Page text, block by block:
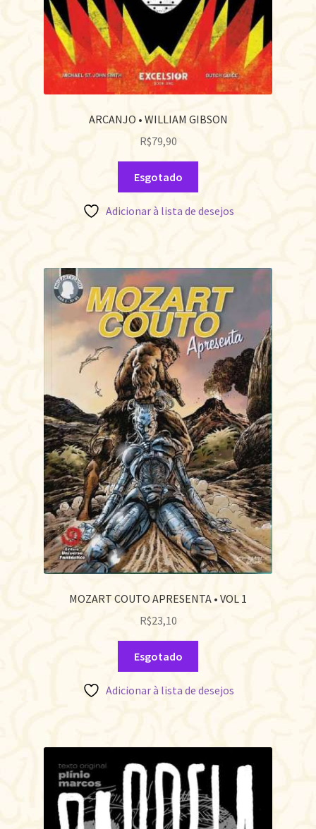
ARCANJO • WILLIAM GIBSON
R$79,90
Esgotado
Adicionar à lista de desejos
MOZART COUTO APRESENTA • VOL 1
R$23,10
Esgotado
Adicionar à lista de desejos